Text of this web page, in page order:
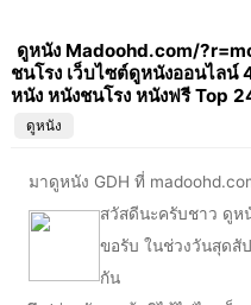
ดูหนัง Madoohd.com/
ชนโรง เว็บไซต์ดูหนังออนไลน์
หนัง หนังชนโรง หนังฟรี Top
ดูหนัง
มาดูหนัง GDH ที่
สวัสดีนะครับชาว ดูห
ขอรับ ในช่วงวันสุดสั
กัน